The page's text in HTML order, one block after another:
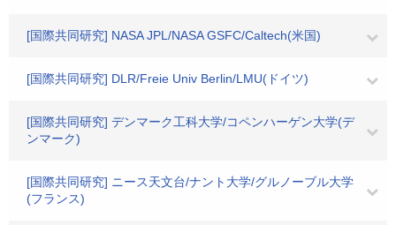
[国際共同研究] NASA JPL/NASA GSFC/Caltech(米国)
[国際共同研究] DLR/Freie Univ Berlin/LMU(ドイツ)
[国際共同研究] デンマーク工科大学/コペンハーゲン大学(デ
ンマーク)
[国際共同研究] ニース天文台/ナント大学/グルノーブル大学
(フランス)